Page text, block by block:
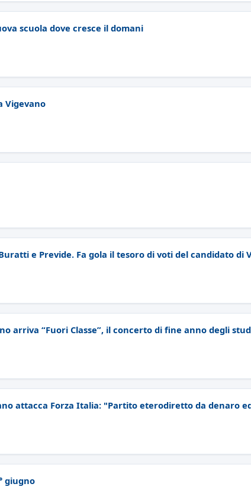
scuola dove cresce il domani
Vigevano
e Previde. Fa gola il tesoro di voti del candidato di
arriva “Fuori Classe”, il concerto di fine anno degli
attacca Forza Italia: "Partito eterodiretto da denaro
giugno